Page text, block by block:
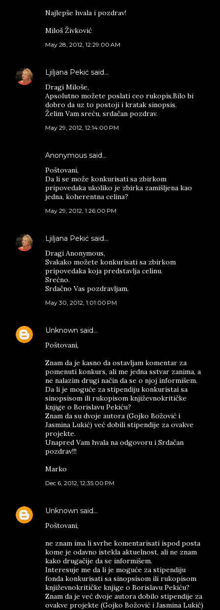
Najlepše hvala i pozdrav!
Miloš Živković
May 28, 2012, 12:29:00 AM
Ljiljana Pekić said…
Dragi Miloše,
Apsolutno možete poslati ceo rukopis.Bilo bi
dobro da uz to postoji i kratak sinopsis.
Želim Vam sreću, srdačan pozdrav.
May 29, 2012, 12:14:00 PM
Anonymous said…
Poštovani,
Da li se može konkurisati sa zbirkom
pripovedaka ukoliko je zbirka zamišljena kao
jedna, koherentna celina?
May 29, 2012, 1:26:00 PM
Ljiljana Pekić said…
Dragi Anonymous,
Svakako možete konkurisati sa zbirkom
pripovedaka koja predstavlja celinu.
Srećno.
Srdačno Vas pozdravljam.
May 30, 2012, 1:01:00 PM
Unknown said…
Poštovani,
Znam da je kasno da ostavljam komentar za
pomenuti konkurs, ali me jedna sstvar zanima, a
ne nalazim drugi način da se o njoj informišem.
Da li je moguće za stipendiju konkuristai sa
sinopsisom ili rukopisom književnokritičke
knjige o Borislavu Pekiću?
Znam da su dvoje autora (Gojko Božović i
Jasmina Lukić) već dobili stipendije za ovakve
projekte.
Unapred Vam hvala na odgovoru i Srdačan
pozdrav!!!
Marko
Dec 6, 2012, 12:35:00 PM
Unknown said…
Poštovani,
ne znam ima li svrhe komentarisati ispod posta
kome je odavno istekla aktuelnost, ali ne znam
kako drugačije da se informišem.
Interesuje me da li je moguće za stipendiju
fonda konkurisati sa sinopsisom ili rukopisom
književnokritičke knjige o Borislavu Pekiću?
Znam da je već dvoje autora dobilo stipendije za
ovakve projekte (Gojko Božović i Jasmina Lukić)